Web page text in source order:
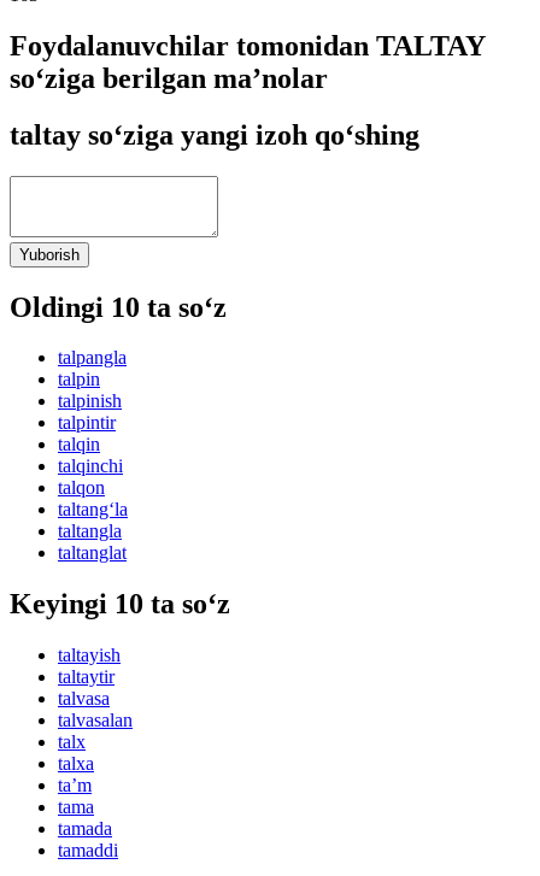
Foydalanuvchilar tomonidan TALTAY
so‘ziga berilgan ma’nolar
taltay so‘ziga yangi izoh qo‘shing
Yuborish
Oldingi 10 ta so‘z
talpangla
talpin
talpinish
talpintir
talqin
talqinchi
talqon
taltang‘la
taltangla
taltanglat
Keyingi 10 ta so‘z
taltayish
taltaytir
talvasa
talvasalan
talx
talxa
taʼm
tama
tamada
tamaddi